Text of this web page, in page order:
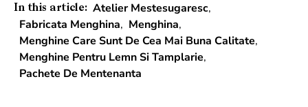
In this article: Atelier Mestesugaresc,
Fabricata Menghina, Menghina,
Menghine Care Sunt De Cea Mai Buna Calitate,
Menghine Pentru Lemn Si Tamplarie,
Pachete De Mentenanta